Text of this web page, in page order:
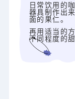
日常饮用的
器具制作出
面的果仁。
再用适当的
不同程度的